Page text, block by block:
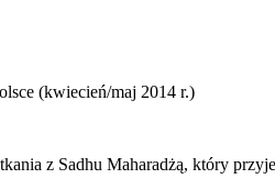
(kwiecień/maj 2014 r.)
z Sadhu Maharadżą, który